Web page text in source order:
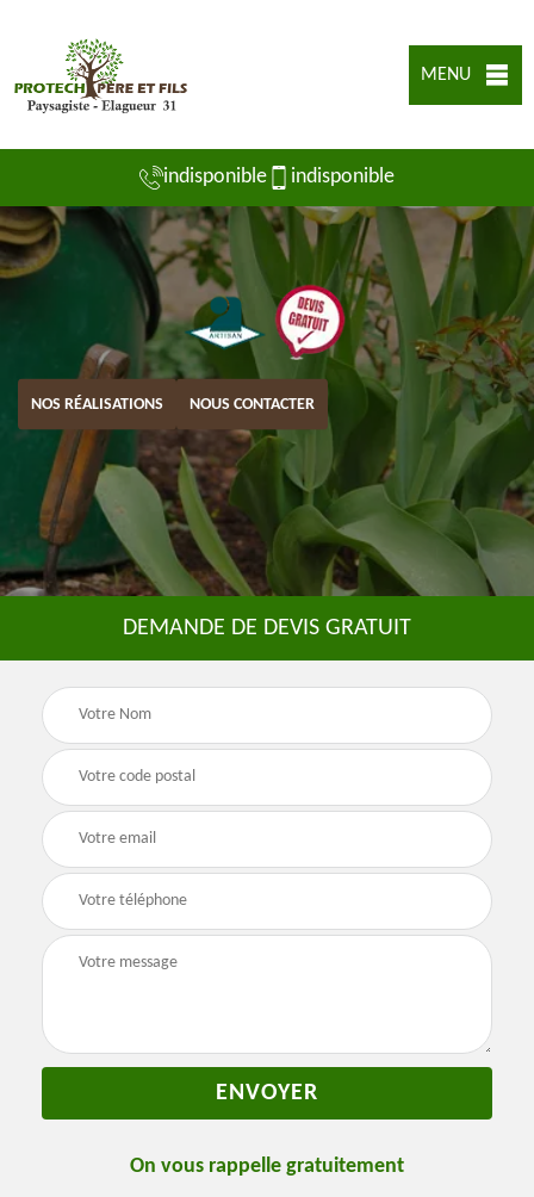
MENU
indisponible indisponible
NOS RÉALISATIONS NOUS CONTACTER
DEMANDE DE DEVIS GRATUIT
On vous rappelle gratuitement